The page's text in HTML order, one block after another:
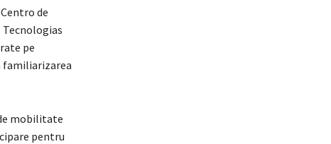
de
pe
familiarizarea
mobilitate
pentru